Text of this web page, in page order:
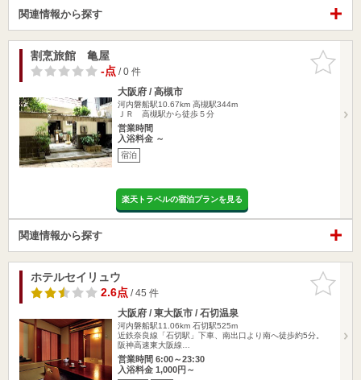
関連情報から探す
お気に入
りに追加
割烹旅館 亀屋
-点/ 0 件
大阪府 / 高槻市
河内磐船駅10.67km 高槻駅344m
ＪＲ 高槻駅から徒歩５分
営業時間
入浴料金 ～
宿泊
楽天トラベルの宿泊プランを見る
関連情報から探す
お気に入
りに追加
ホテルセイリュウ
2.6点/ 45 件
大阪府 / 東大阪市 / 石切温泉
河内磐船駅11.06km 石切駅525m
近鉄奈良線「石切駅」下車、南出口より南へ徒歩約5分。
阪神高速東大阪線…
営業時間 6:00～23:30
入浴料金 1,000円～